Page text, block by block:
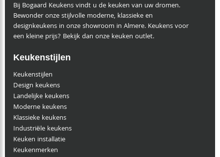
Bij Bogaard Keukens vindt u de keuken van uw dromen.
Bewonder onze stijlvolle moderne, klassieke en
designkeukens in onze showroom in Almere. Keukens voor
een kleine prijs? Bekijk dan onze keuken outlet.
Keukenstijlen
Keukenstijlen
Design keukens
Landelijke keukens
Moderne keukens
Klassieke keukens
Industriële keukens
Keuken installatie
Keukenmerken